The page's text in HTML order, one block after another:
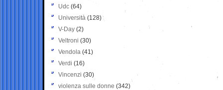
Udc (64)
Università (128)
V-Day (2)
Veltroni (30)
Vendola (41)
Verdi (16)
Vincenzi (30)
violenza sulle donne (342)